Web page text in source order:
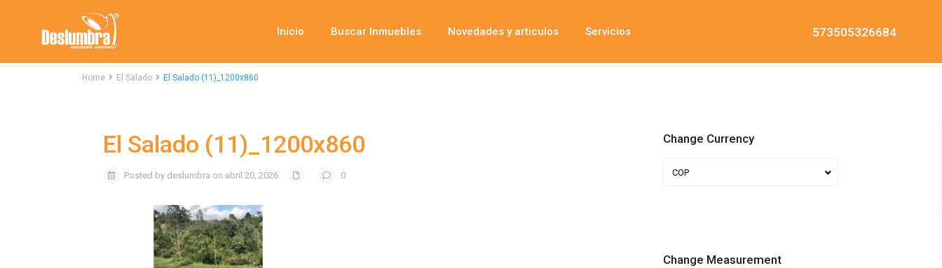
Inicio Buscar Inmuebles Novedades y articulos Servicios 573505326684
Home El Salado El Salado (11)_1200x860
El Salado (11)_1200x860
Posted by deslumbra on abril 20, 2026 0
Change Currency
COP
Change Measurement